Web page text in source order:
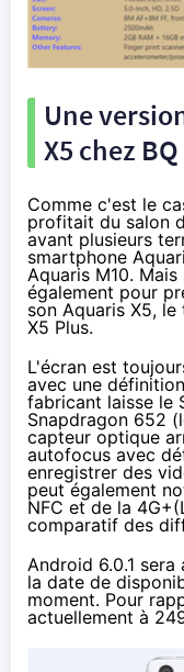
Une
X5 chez BQ
Comme c'est le
profitait du salon
avant plusieurs
smartphone
Aquaris M10.
également pour
son Aquaris X5,
X5 Plus.
L'écran est
avec une
fabricant laisse le
Snapdragon 652
capteur optique
autofocus avec
enregistrer des
peut également
NFC et de la 4G
comparatif des
Android 6.0.1
la date de
moment. Pour
actuellement à